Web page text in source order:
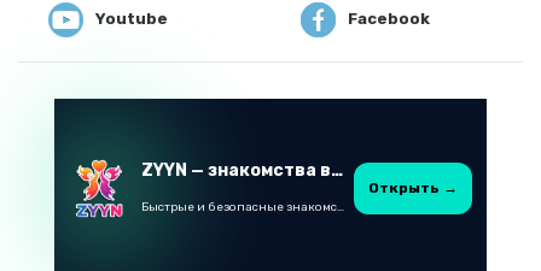
Youtube Facebook
ZYYN — знакомства в Казахстане
Быстрые и безопасные знакомства в Telegram
Открыть →